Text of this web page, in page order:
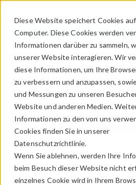
Diese Website speichert Cookies
Computer. Diese Cookies werden
Informationen darüber zu sammeln,
unserer Website interagieren. Wir
diese Informationen, um Ihre
zu verbessern und anzupassen,
und Messungen zu unseren
Website und anderen Medien.
Informationen zu den von uns
Cookies finden Sie in unserer
Datenschutzrichtlinie.
Wenn Sie ablehnen, werden Ihre
beim Besuch dieser Website nicht
einzelnes Cookie wird in Ihrem
ANMELDEN
Application Gallery
SCHNELLSUCHE
Nach Themenbereich filtern